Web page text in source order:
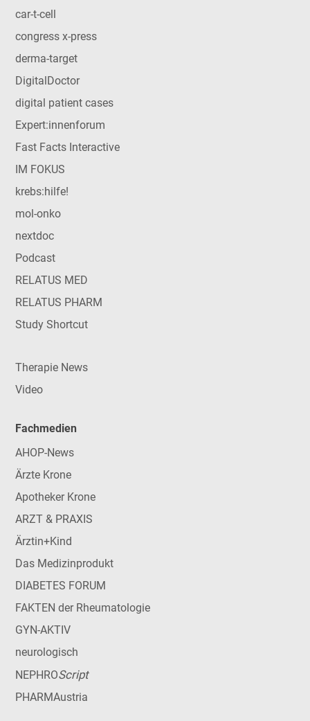
car-t-cell
congress x-press
derma-target
DigitalDoctor
digital patient cases
Expert:innenforum
Fast Facts Interactive
IM FOKUS
krebs:hilfe!
mol-onko
nextdoc
Podcast
RELATUS MED
RELATUS PHARM
Study Shortcut
Therapie News
Video
Fachmedien
AHOP-News
Ärzte Krone
Apotheker Krone
ARZT & PRAXIS
Ärztin+Kind
Das Medizinprodukt
DIABETES FORUM
FAKTEN der Rheumatologie
GYN-AKTIV
neurologisch
NEPHROScript
PHARMAustria